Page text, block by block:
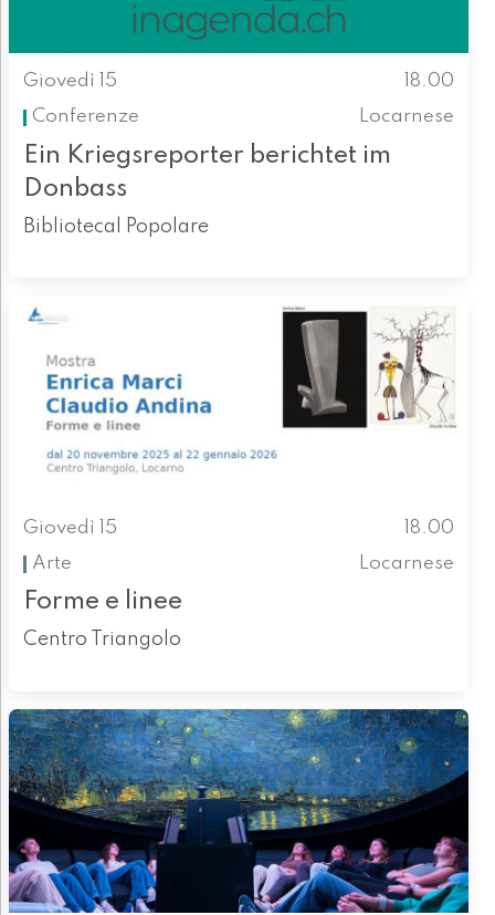
Giovedì 15
18.00
Conferenze
Locarnese
Ein Kriegsreporter berichtet im
Donbass
Bibliotecal Popolare
Giovedì 15
18.00
Arte
Locarnese
Forme e linee
Centro Triangolo